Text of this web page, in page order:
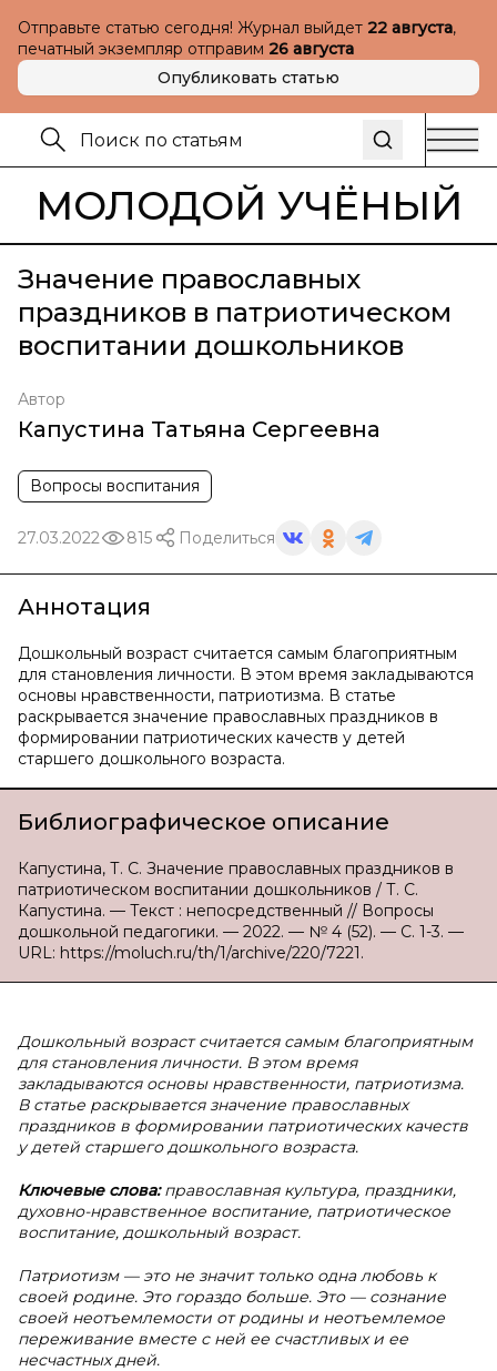
Отправьте статью сегодня! Журнал выйдет 22 августа,
печатный экземпляр отправим 26 августа
Опубликовать статью
МОЛОДОЙ УЧЁНЫЙ
Значение православных
праздников в патриотическом
воспитании дошкольников
Автор
Капустина Татьяна Сергеевна
Вопросы воспитания
27.03.2022 815 Поделиться
Аннотация
Дошкольный возраст считается самым благоприятным
для становления личности. В этом время закладываются
основы нравственности, патриотизма. В статье
раскрывается значение православных праздников в
формировании патриотических качеств у детей
старшего дошкольного возраста.
Библиографическое описание
Капустина, Т. С. Значение православных праздников в
патриотическом воспитании дошкольников / Т. С.
Капустина. — Текст : непосредственный // Вопросы
дошкольной педагогики. — 2022. — № 4 (52). — С. 1-3. —
URL: https://moluch.ru/th/1/archive/220/7221.
Дошкольный возраст считается самым благоприятным
для становления личности. В этом время
закладываются основы нравственности, патриотизма.
В статье раскрывается значение православных
праздников в формировании патриотических качеств
у детей старшего дошкольного возраста.
Ключевые слова:православная культура, праздники,
духовно-нравственное воспитание, патриотическое
воспитание, дошкольный возраст.
Патриотизм — это не значит только одна любовь к
своей родине. Это гораздо больше. Это — сознание
своей неотъемлемости от родины и неотъемлемое
переживание вместе с ней ее счастливых и ее
несчастных дней.